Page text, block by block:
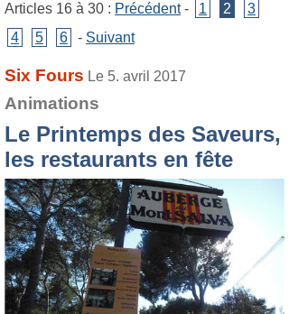
Articles 16 à 30 : Précédent- 1 2
3
4
5 6 - Suivant
Six Fours Le 5. avril 2017
Animations
Le Printemps des Saveurs,
les restaurants en fête